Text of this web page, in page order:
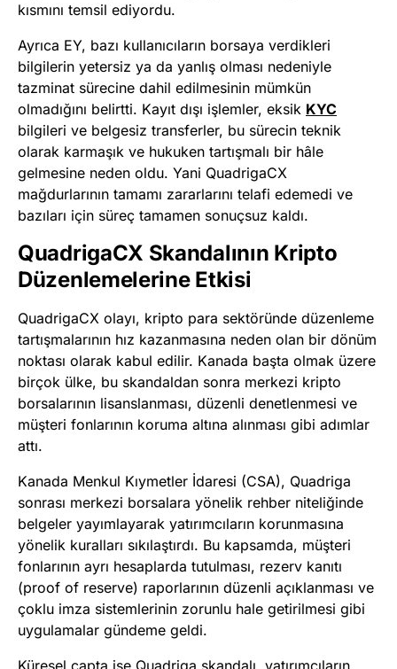
kısmını temsil ediyordu.
Ayrıca EY, bazı kullanıcıların borsaya verdikleri
bilgilerin yetersiz ya da yanlış olması nedeniyle
tazminat sürecine dahil edilmesinin mümkün
olmadığını belirtti. Kayıt dışı işlemler, eksik KYC
bilgileri ve belgesiz transferler, bu sürecin teknik
olarak karmaşık ve hukuken tartışmalı bir hâle
gelmesine neden oldu. Yani QuadrigaCX
mağdurlarının tamamı zararlarını telafi edemedi ve
bazıları için süreç tamamen sonuçsuz kaldı.
QuadrigaCX Skandalının Kripto
Düzenlemelerine Etkisi
QuadrigaCX olayı, kripto para sektöründe düzenleme
tartışmalarının hız kazanmasına neden olan bir dönüm
noktası olarak kabul edilir. Kanada başta olmak üzere
birçok ülke, bu skandaldan sonra merkezi kripto
borsalarının lisanslanması, düzenli denetlenmesi ve
müşteri fonlarının koruma altına alınması gibi adımlar
attı.
Kanada Menkul Kıymetler İdaresi (CSA), Quadriga
sonrası merkezi borsalara yönelik rehber niteliğinde
belgeler yayımlayarak yatırımcıların korunmasına
yönelik kuralları sıkılaştırdı. Bu kapsamda, müşteri
fonlarının ayrı hesaplarda tutulması, rezerv kanıtı
(proof of reserve) raporlarının düzenli açıklanması ve
çoklu imza sistemlerinin zorunlu hale getirilmesi gibi
uygulamalar gündeme geldi.